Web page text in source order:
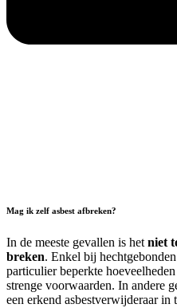
Mag ik zelf asbest afbreken?
In de meeste gevallen is het niet
breken. Enkel bij
particulier beperkte
strenge voorwaarden. In andere
een erkend asbestverwijderaar in